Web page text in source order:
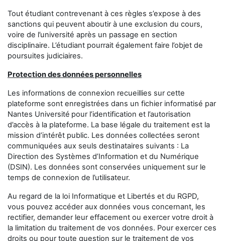
Tout étudiant contrevenant à ces règles s’expose à des
sanctions qui peuvent aboutir à une exclusion du cours,
voire de l’université après un passage en section
disciplinaire. L’étudiant pourrait également faire l’objet de
poursuites judiciaires.
Protection des données personnelles
Les informations de connexion recueillies sur cette
plateforme sont enregistrées dans un fichier informatisé par
Nantes Université pour l’identification et l’autorisation
d’accès à la plateforme. La base légale du traitement est la
mission d’intérêt public. Les données collectées seront
communiquées aux seuls destinataires suivants : La
Direction des Systèmes d’Information et du Numérique
(DSIN). Les données sont conservées uniquement sur le
temps de connexion de l’utilisateur.
Au regard de la loi Informatique et Libertés et du RGPD,
vous pouvez accéder aux données vous concernant, les
rectifier, demander leur effacement ou exercer votre droit à
la limitation du traitement de vos données. Pour exercer ces
droits ou pour toute question sur le traitement de vos